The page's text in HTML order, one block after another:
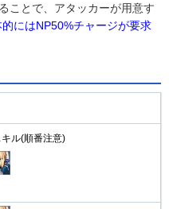
ことで、アタッカーが用意す
的にはNP50%チャージが要求
ル(順番注意)